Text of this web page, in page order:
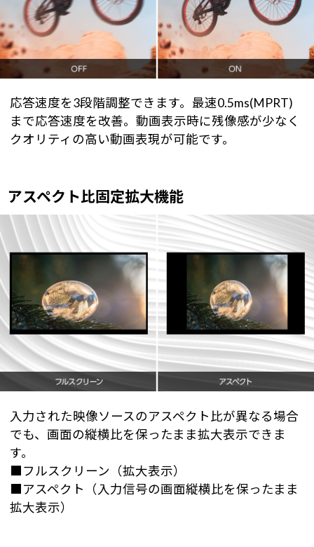
応答速度を3段階調整できます。最速0.5ms(MPRT)
まで応答速度を改善。動画表示時に残像感が少なく
クオリティの高い動画表現が可能です。
アスペクト比固定拡大機能
入力された映像ソースのアスペクト比が異なる場合
でも、画面の縦横比を保ったまま拡大表示できま
す。
■フルスクリーン（拡大表示）
■アスペクト（入力信号の画面縦横比を保ったまま
拡大表示）